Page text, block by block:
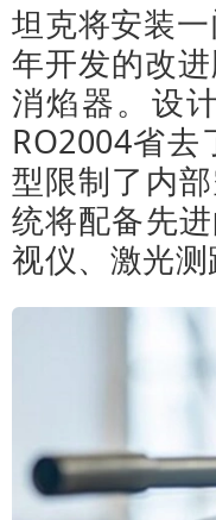
坦克将安装
年开发的改
消焰器。设
RO2004省
型限制了内
统将配备先
视仪、激光